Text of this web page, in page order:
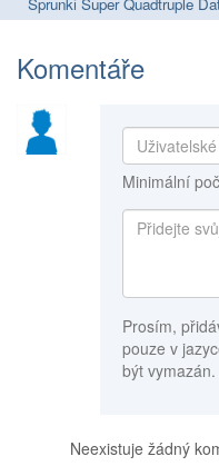
Sprunki Super Quadtruple
Komentáře
Minimální
Prosím,
pouze v
být vymazán.
Neexistuje žádný